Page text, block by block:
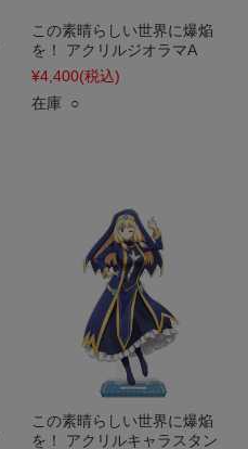
この素晴らしい世界に爆焔
を！ アクリルジオラマA
¥4,400(税込)
在庫 ○
この素晴らしい世界に爆焔
を！ アクリルキャラスタン